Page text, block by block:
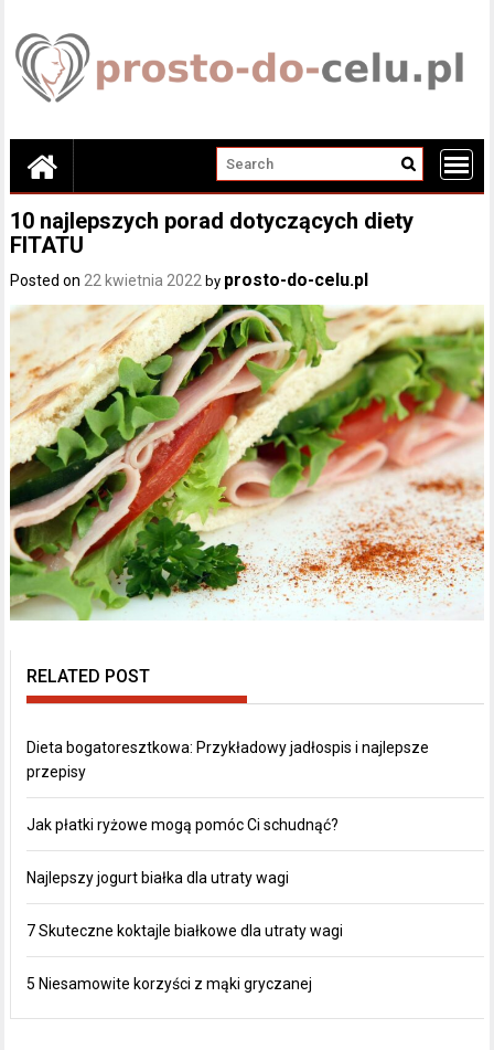
content
10 najlepszych porad dotyczących diety
FITATU
Posted on22 kwietnia 2022 by prosto-do-celu.pl
RELATED POST
Dieta bogatoresztkowa: Przykładowy jadłospis i najlepsze
przepisy
Jak płatki ryżowe mogą pomóc Ci schudnąć?
Najlepszy jogurt białka dla utraty wagi
7 Skuteczne koktajle białkowe dla utraty wagi
5 Niesamowite korzyści z mąki gryczanej